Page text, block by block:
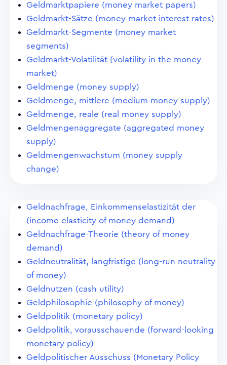
Geldmarktpapiere (money market papers)
Geldmarkt-Sätze (money market interest rates)
Geldmarkt-Segmente (money market
segments)
Geldmarkt-Volatilität (volatility in the money
market)
Geldmenge (money supply)
Geldmenge, mittlere (medium money supply)
Geldmenge, reale (real money supply)
Geldmengenaggregate (aggregated money
supply)
Geldmengenwachstum (money supply
change)
Geldnachfrage, Einkommenselastizität der
(income elasticity of money demand)
Geldnachfrage-Theorie (theory of money
demand)
Geldneutralität, langfristige (long-run neutrality
of money)
Geldnutzen (cash utility)
Geldphilosophie (philosophy of money)
Geldpolitik (monetary policy)
Geldpolitik, vorausschauende (forward-looking
monetary policy)
Geldpolitischer Ausschuss (Monetary Policy